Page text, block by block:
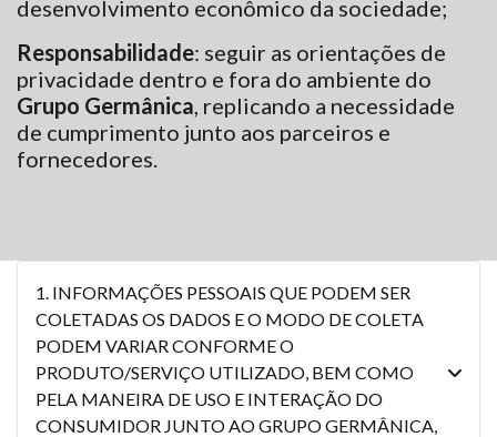
desenvolvimento econômico da sociedade;
Responsabilidade: seguir as orientações de
privacidade dentro e fora do ambiente do
Grupo Germânica, replicando a necessidade
de cumprimento junto aos parceiros e
fornecedores.
1. INFORMAÇÕES PESSOAIS QUE PODEM SER
COLETADAS OS DADOS E O MODO DE COLETA
PODEM VARIAR CONFORME O
PRODUTO/SERVIÇO UTILIZADO, BEM COMO
PELA MANEIRA DE USO E INTERAÇÃO DO
CONSUMIDOR JUNTO AO GRUPO GERMÂNICA,